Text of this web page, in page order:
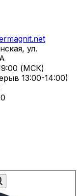
ул.
(МСК)
13:00-14:00)